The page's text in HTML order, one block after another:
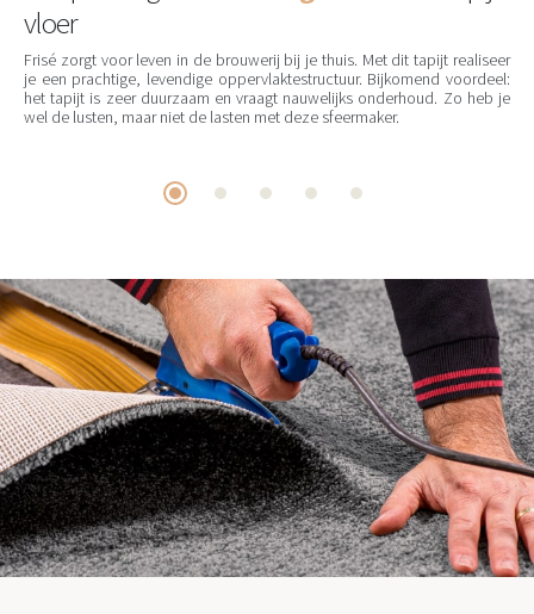
vloer
Frisé zorgt voor leven in de brouwerij bij je thuis. Met dit tapijt realiseer
je een prachtige, levendige oppervlaktestructuur. Bijkomend voordeel:
het tapijt is zeer duurzaam en vraagt nauwelijks onderhoud. Zo heb je
wel de lusten, maar niet de lasten met deze sfeermaker.